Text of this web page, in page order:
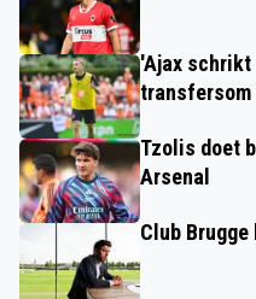
'Ajax
transfersom
Tzolis doet
Arsenal
Club